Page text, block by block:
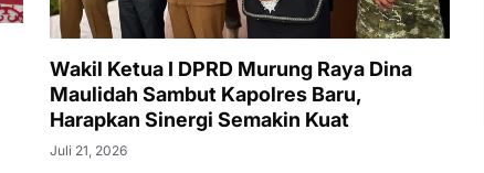
Wakil Ketua I DPRD Murung Raya Dina
Maulidah Sambut Kapolres Baru,
Harapkan Sinergi Semakin Kuat
Juli 21, 2026